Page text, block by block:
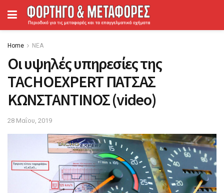
Home ΝΕΑ
Οι υψηλές υπηρεσίες της
TACHOEXPERT ΠΑΤΣΑΣ
ΚΩΝΣΤΑΝΤΙΝΟΣ (video)
28 Μαΐου, 2019